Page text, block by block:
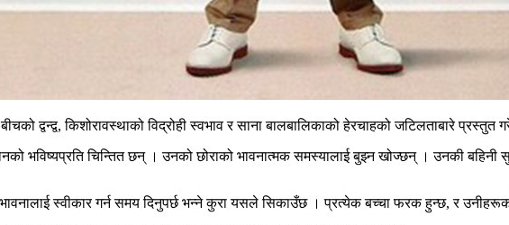
द्वन्द्व, किशोरावस्थाको विद्रोही स्वभाव र साना बालबालिकाको हेरचाहको जटिलताबारे प्रस्तुत
भविष्यप्रति चिन्तित छन् । उनको छोराको भावनात्मक समस्यालाई बुझ्न खोज्छन् । उनकी बहिनी
स्वीकार गर्न समय दिनुपर्छ भन्ने कुरा यसले सिकाउँछ । प्रत्येक बच्चा फरक हुन्छ, र